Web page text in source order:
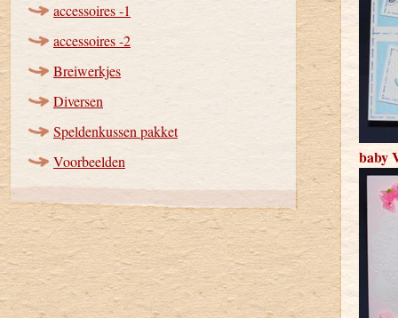
accessoires -1
accessoires -2
Breiwerkjes
Diversen
Speldenkussen pakket
Voorbeelden
baby